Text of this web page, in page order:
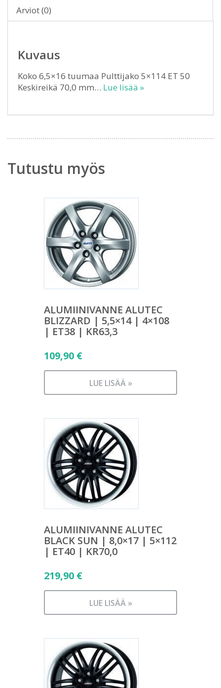
Arviot (0)
Kuvaus
Koko 6,5×16 tuumaa Pulttijako 5×114 ET 50
Keskireikä 70,0 mm… Lue lisää »
Tutustu myös
ALUMIINIVANNE ALUTEC
BLIZZARD | 5,5×14 | 4×108
| ET38 | KR63,3
109,90 €
LUE LISÄÄ »
ALUMIINIVANNE ALUTEC
BLACK SUN | 8,0×17 | 5×112
| ET40 | KR70,0
219,90 €
LUE LISÄÄ »